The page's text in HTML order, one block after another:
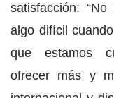
satisfacción:
algo difícil
que estamos
ofrecer más y